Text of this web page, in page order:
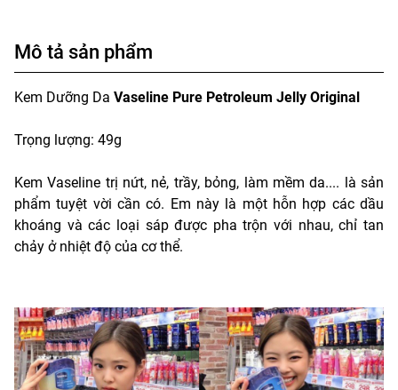
Mô tả sản phẩm
Kem Dưỡng Da Vaseline Pure Petroleum Jelly Original
Trọng lượng: 49g
Kem Vaseline trị nứt, nẻ, trầy, bỏng, làm mềm da.... là sản
phẩm tuyệt vời cần có. Em này là một hỗn hợp các dầu
khoáng và các loại sáp được pha trộn với nhau, chỉ tan
chảy ở nhiệt độ của cơ thể.